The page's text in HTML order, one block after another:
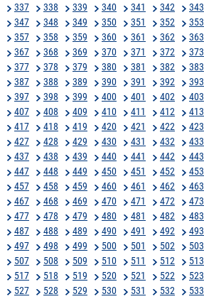
337
338 339 340 341 342 343
347
348 349 350 351 352 353
357
358 359 360 361 362 363
367
368 369 370 371 372 373
377
378 379 380 381 382 383
387
388 389 390 391 392 393
397
398 399 400 401 402 403
407
408 409 410 411 412 413
417
418 419 420 421 422 423
427
428 429 430 431 432 433
437
438 439 440 441 442 443
447
448 449 450 451 452 453
457
458 459 460 461 462 463
467
468 469 470 471 472 473
477
478 479 480 481 482 483
487
488 489 490 491 492 493
497
498 499 500 501 502 503
507
508 509 510 511 512 513
517
518 519 520 521 522 523
527
528 529 530 531 532 533